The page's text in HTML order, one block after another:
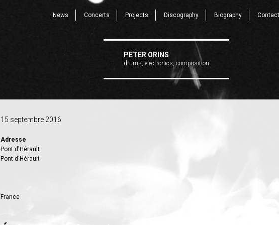
News Concerts Projects Discography Biography Contact
PETER ORINS
drums, electronics, composition
15 septembre 2016
Adresse
Pont d'Hérault
Pont d'Hérault
France